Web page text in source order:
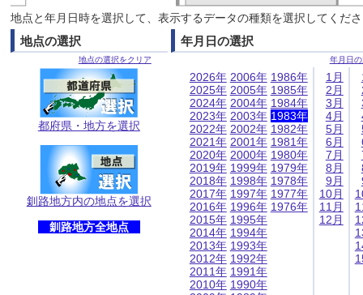
地点と年月日時を選択して、表示するデータの種類を選択してくだ
地点の選択
地点の選択をクリア
都府県・地方を選択
釧路地方内の地点を選択
釧路地方全地点
年月日の選択
年月日
2026年
2025年
2024年
2023年
2022年
2021年
2020年
2019年
2018年
2017年
2016年
2015年
2014年
2013年
2012年
2011年
2010年
2006年
2005年
2004年
2003年
2002年
2001年
2000年
1999年
1998年
1997年
1996年
1995年
1994年
1993年
1992年
1991年
1990年
1986年
1985年
1984年
1983年
1982年
1981年
1980年
1979年
1978年
1977年
1976年
1月
2月
3月
4月
5月
6月
7月
8月
9月
10月
11月
12月